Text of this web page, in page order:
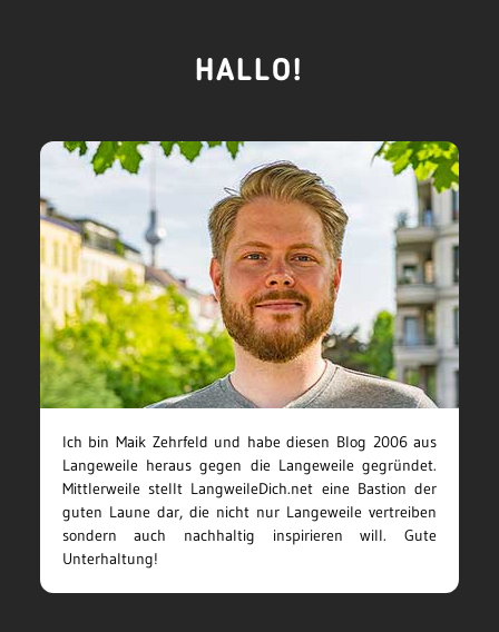
HALLO!
Ich bin Maik Zehrfeld und habe diesen Blog 2006 aus
Langeweile heraus gegen die Langeweile gegründet.
Mittlerweile stellt LangweileDich.net eine Bastion der
guten Laune dar, die nicht nur Langeweile vertreiben
sondern auch nachhaltig inspirieren will. Gute
Unterhaltung!